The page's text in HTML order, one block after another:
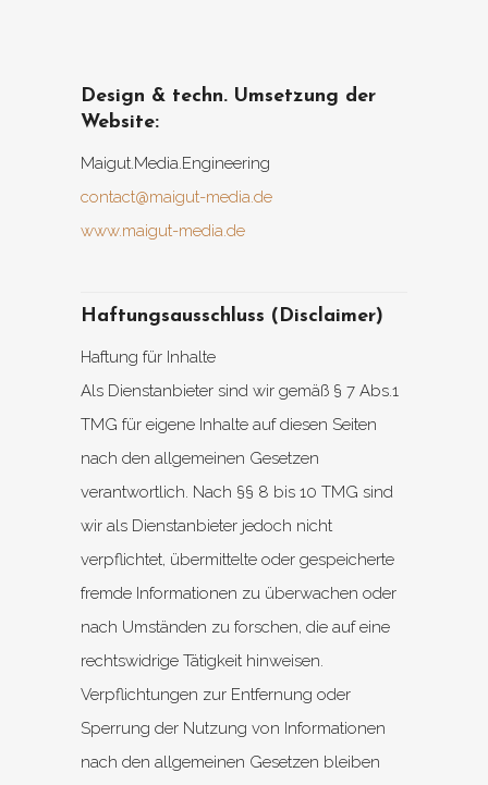
Design & techn. Umsetzung der
Website:
Maigut.Media.Engineering
contact@maigut-media.de
www.maigut-media.de
Haftungsausschluss (Disclaimer)
Haftung für Inhalte
Als Dienstanbieter sind wir gemäß § 7 Abs.1
TMG für eigene Inhalte auf diesen Seiten
nach den allgemeinen Gesetzen
verantwortlich. Nach §§ 8 bis 10 TMG sind
wir als Dienstanbieter jedoch nicht
verpflichtet, übermittelte oder gespeicherte
fremde Informationen zu überwachen oder
nach Umständen zu forschen, die auf eine
rechtswidrige Tätigkeit hinweisen.
Verpflichtungen zur Entfernung oder
Sperrung der Nutzung von Informationen
nach den allgemeinen Gesetzen bleiben